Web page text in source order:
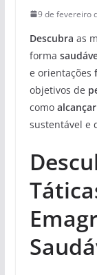
9 de fevereiro
Descubra as
forma
e orientações
objetivos de
como alcançar
sustentável e